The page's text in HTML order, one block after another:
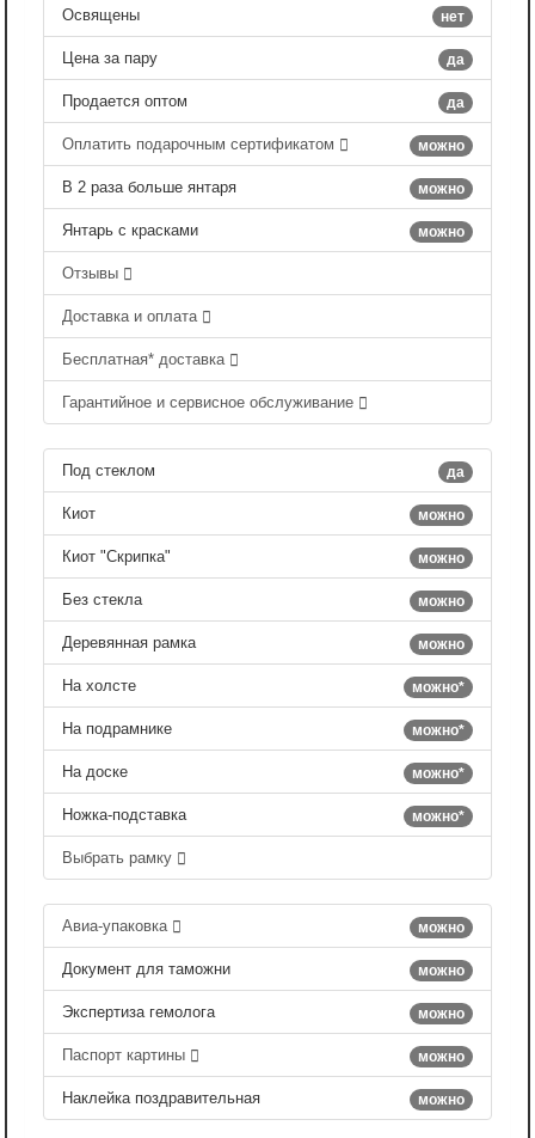
нет
Освящены
да
Цена за пару
да
Продается оптом
можно
Оплатить подарочным сертификатом
можно
В 2 раза больше янтаря
можно
Янтарь с красками
Отзывы
Доставка и оплата
Бесплатная* доставка
Гарантийное и сервисное обслуживание
да
Под стеклом
можно
Киот
можно
Киот "Скрипка"
можно
Без стекла
можно
Деревянная рамка
можно*
На холсте
можно*
На подрамнике
можно*
На доске
можно*
Ножка-подставка
Выбрать рамку
можно
Авиа-упаковка
можно
Документ для таможни
можно
Экспертиза гемолога
можно
Паспорт картины
можно
Наклейка поздравительная